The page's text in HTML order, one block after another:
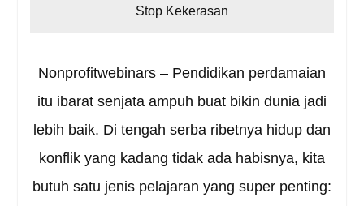
Stop Kekerasan
Nonprofitwebinars – Pendidikan perdamaian
itu ibarat senjata ampuh buat bikin dunia jadi
lebih baik. Di tengah serba ribetnya hidup dan
konflik yang kadang tidak ada habisnya, kita
butuh satu jenis pelajaran yang super penting: